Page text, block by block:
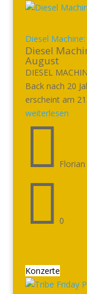
Diesel
Diesel
August
DIESEL
Back nach 20
erscheint am
weiterlesen

 0
Konzerte